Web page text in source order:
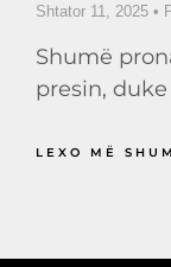
Shtator 11, 2025
Shumë
presin,
LEXO MË